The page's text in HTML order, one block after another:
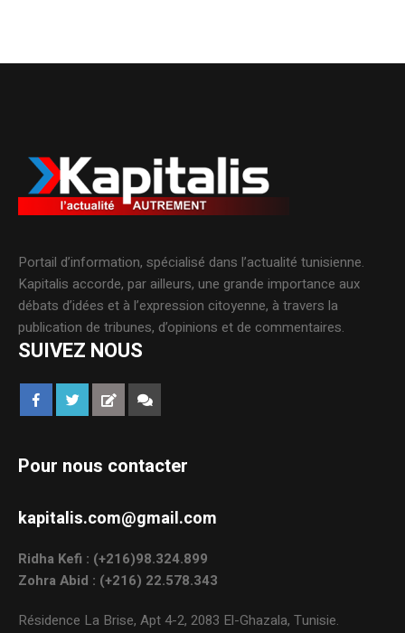
Portail d’information, spécialisé dans l’actualité tunisienne.
Kapitalis accorde, par ailleurs, une grande importance aux
débats d’idées et à l’expression citoyenne, à travers la
publication de tribunes, d’opinions et de commentaires.
SUIVEZ NOUS
Pour nous contacter
kapitalis.com@gmail.com
Ridha Kefi : (+216)98.324.899
Zohra Abid : (+216) 22.578.343
Résidence La Brise, Apt 4-2, 2083 El-Ghazala, Tunisie.